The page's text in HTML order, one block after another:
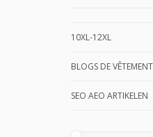
10XL-12XL
BLOGS DE
SEO AEO ARTIKELEN